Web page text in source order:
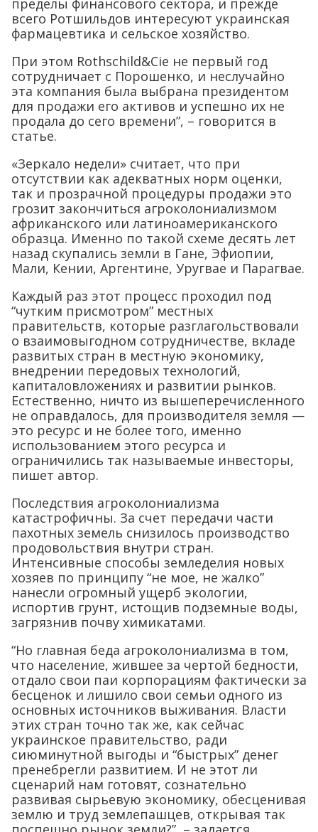
пределы финансового сектора, и прежде
всего Ротшильдов интересуют украинская
фармацевтика и сельское хозяйство.
При этом Rothschild&Cie не первый год
сотрудничает с Порошенко, и неслучайно
эта компания была выбрана президентом
для продажи его активов и успешно их не
продала до сего времени”, – говорится в
статье.
«Зеркало недели» считает, что при
отсутствии как адекватных норм оценки,
так и прозрачной процедуры продажи это
грозит закончиться агроколониализмом
африканского или латиноамериканского
образца. Именно по такой схеме десять лет
назад скупались земли в Гане, Эфиопии,
Мали, Кении, Аргентине, Уругвае и Парагвае.
Каждый раз этот процесс проходил под
“чутким присмотром” местных
правительств, которые разглагольствовали
о взаимовыгодном сотрудничестве, вкладе
развитых стран в местную экономику,
внедрении передовых технологий,
капиталовложениях и развитии рынков.
Естественно, ничто из вышеперечисленного
не оправдалось, для производителя земля —
это ресурс и не более того, именно
использованием этого ресурса и
ограничились так называемые инвесторы,
пишет автор.
Последствия агроколониализма
катастрофичны. За счет передачи части
пахотных земель снизилось производство
продовольствия внутри стран.
Интенсивные способы земледелия новых
хозяев по принципу “не мое, не жалко”
нанесли огромный ущерб экологии,
испортив грунт, истощив подземные воды,
загрязнив почву химикатами.
“Но главная беда агроколониализма в том,
что население, жившее за чертой бедности,
отдало свои паи корпорациям фактически за
бесценок и лишило свои семьи одного из
основных источников выживания. Власти
этих стран точно так же, как сейчас
украинское правительство, ради
сиюминутной выгоды и “быстрых” денег
пренебрегли развитием. И не этот ли
сценарий нам готовят, сознательно
развивая сырьевую экономику, обесценивая
землю и труд землепашцев, открывая так